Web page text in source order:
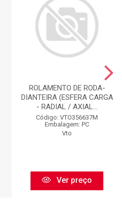
ROLAMENTO DE RODA-
DIANTEIRA (ESFERA CARGA
- RADIAL / AXIAL...
Código: VTO356637M
Embalagem: PC
Vto
Ver preço